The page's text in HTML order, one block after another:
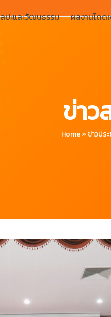
ะและวัฒนธรรม ผลงานโดด
ข่าว
Home»ข่าวปร